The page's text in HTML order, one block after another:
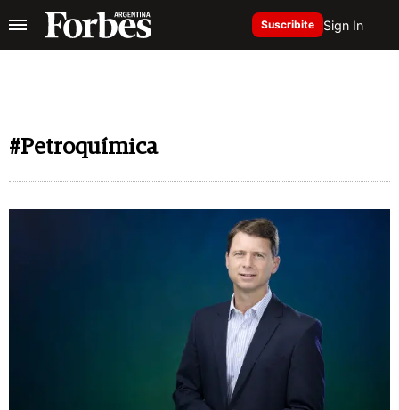
Suscribite Sign In
#Petroquímica